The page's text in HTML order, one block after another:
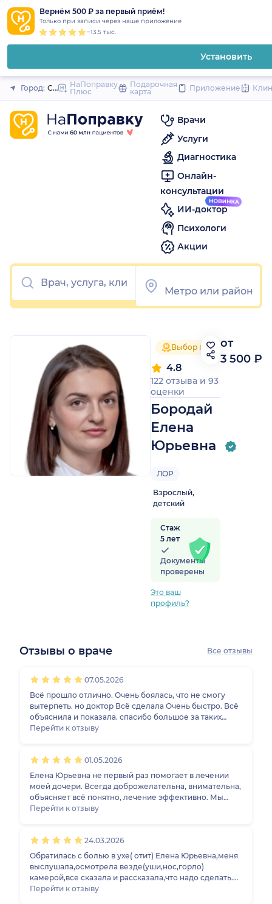
Вернём 500 ₽ за первый приём!
Только при записи через наше приложение
~13.5 тыс.
Установить
Закрыть
Город: Санкт-Петербург
НаПоправку
Плюс
Подарочная
карта
Приложение
Врачи
Услуги
Диагностика
Онлайн-
консультации
ИИ-доктор
Психологи
Акции
Выбор пациентов 2025
Бородай
Елена
Юрьевна
4.8
122 отзыва и 93
оценки
ЛОР
Взрослый,
детский
Стаж
5 лет
Документы
проверены
Это ваш
профиль?
от
3 500 ₽
Отзывы о враче Все отзывы
07.05.2026
Всё прошло отлично. Очень боялась, что не смогу
вытерпеть. но доктор Всё сделала Очень быстро. Всё
объяснила и показала. спасибо большое за таких
врачей.
Перейти к отзыву
01.05.2026
Елена Юрьевна не первый раз помогает в лечении
моей дочери. Всегда доброжелательна, внимательна,
объясняет всё понятно, лечение эффективно. Мы
очень довольны, что нашли её, будем и дальше
Перейти к отзыву
24.03.2026
Обратилась с болью в ухе( отит) Елена Юрьевна,меня
выслушала,осмотрела везде(уши,нос,горло)
камерой,все сказала и рассказала,что надо сделать.
Лечение назначили.Рекомендую.
Перейти к отзыву